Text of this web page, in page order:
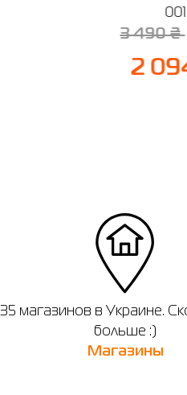
001
3 490 ₴
2
35 магазинов в Украине.
больше :)
Магазины